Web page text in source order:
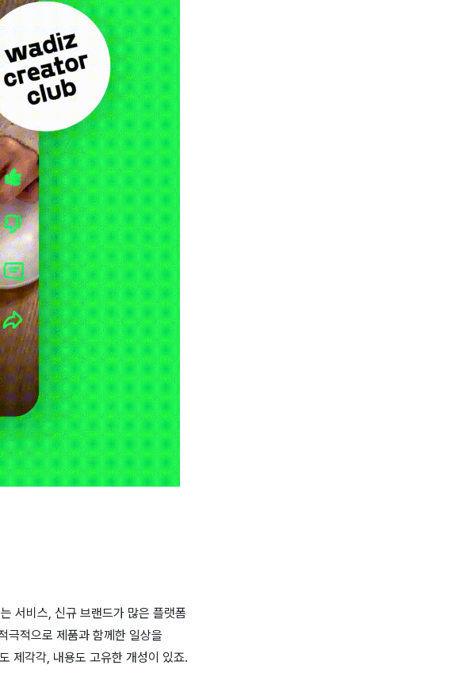
서비스, 신규 브랜드가 많은 플랫폼
극적으로 제품과 함께한 일상을
제각각, 내용도 고유한 개성이 있죠.